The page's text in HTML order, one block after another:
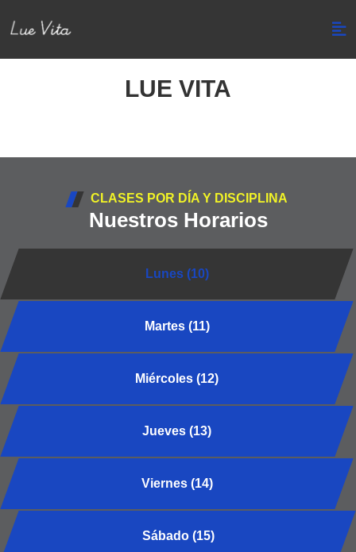
LUE VITA
CLASES POR DÍA Y DISCIPLINA
Nuestros Horarios
Lunes (10)
Martes (11)
Miércoles (12)
Jueves (13)
Viernes (14)
Sábado (15)